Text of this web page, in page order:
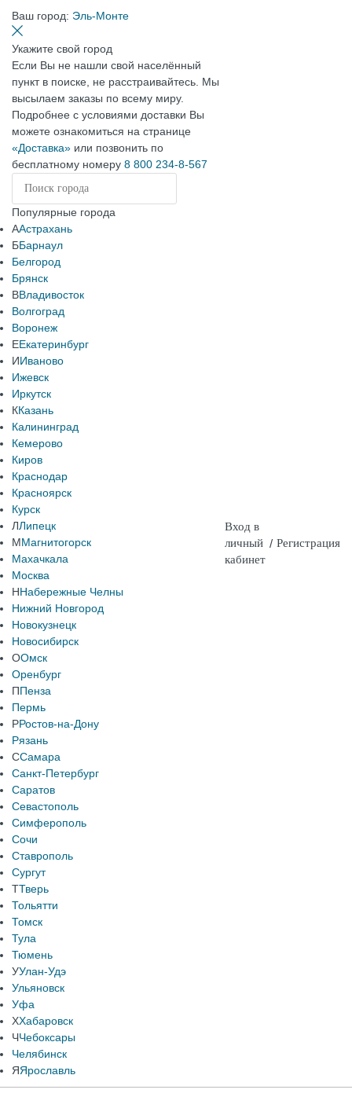
Ваш город: Эль-Монте
Укажите свой город
Если Вы не нашли свой населённый
пункт в поиске, не расстраивайтесь. Мы
высылаем заказы по всему миру.
Подробнее с условиями доставки Вы
можете ознакомиться на странице
«Доставка» или позвонить по
бесплатному номеру 8 800 234-8-567
Популярные города
ААстрахань
ББарнаул
Белгород
Брянск
ВВладивосток
Волгоград
Воронеж
ЕЕкатеринбург
ИИваново
Ижевск
Иркутск
ККазань
Калининград
Кемерово
Киров
Краснодар
Красноярск
Курск
ЛЛипецк
ММагнитогорск
Махачкала
Москва
ННабережные Челны
Нижний Новгород
Новокузнецк
Новосибирск
ООмск
Оренбург
ППенза
Пермь
РРостов-на-Дону
Рязань
ССамара
Санкт-Петербург
Саратов
Севастополь
Симферополь
Сочи
Ставрополь
Сургут
ТТверь
Тольятти
Томск
Тула
Тюмень
УУлан-Удэ
Ульяновск
Уфа
ХХабаровск
ЧЧебоксары
Челябинск
ЯЯрославль
Вход в
личный
кабинет
/ Регистрация